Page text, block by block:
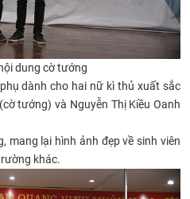
dung cờ tướng
dành cho hai nữ kì thủ xuất sắc
tướng) và Nguyễn Thị Kiều Oanh
mang lại hình ảnh đẹp về sinh viên
khác.